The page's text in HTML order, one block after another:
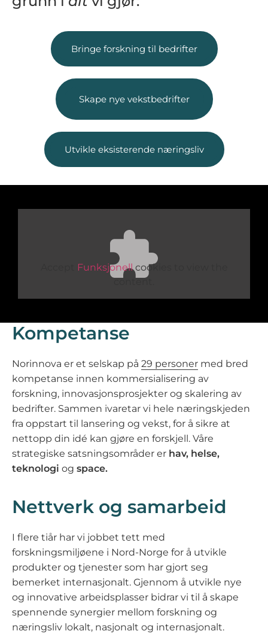
Bringe forskning til bedrifter
Skape nye vekstbedrifter​
Utvikle eksisterende næringsliv​
Funksjonellcookies to view the
content.
Kompetanse
Norinnova er et selskap på 29 personer med bred
kompetanse innen kommersialisering av
forskning, innovasjonsprosjekter og skalering av
bedrifter. Sammen ivaretar vi hele næringskjeden
fra oppstart til lansering og vekst, for å sikre at
nettopp din idé kan gjøre en forskjell.​ Våre
strategiske satsningsområder er hav, helse,
teknologi og space.
Nettverk og samarbeid
I flere tiår har vi jobbet tett med
forskningsmiljøene i Nord-Norge for å utvikle
produkter og tjenester som har gjort seg
bemerket internasjonalt. Gjennom å utvikle nye
og innovative arbeidsplasser bidrar vi til å skape
spennende synergier mellom forskning og
næringsliv lokalt, nasjonalt og internasjonalt.